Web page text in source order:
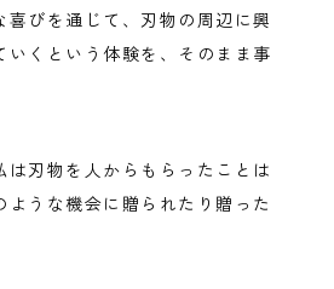
喜びを通じて、刃物の周辺に興
いくという体験を、そのまま事
は刃物を人からもらったことは
ような機会に贈られたり贈った